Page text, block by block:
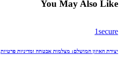
You May Also Like
1secure
יצירת האיזון המושלם: מצלמות אבטחה ומדיניות פרטיות